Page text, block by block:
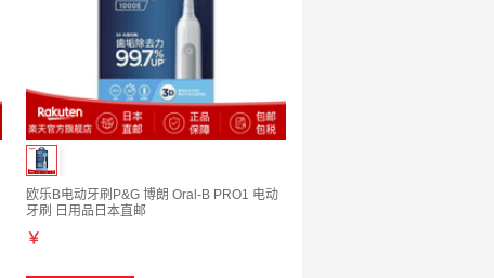
欧乐B电动牙刷P&G 博朗 Oral-B PRO1 电动
牙刷 日用品日本直邮
￥